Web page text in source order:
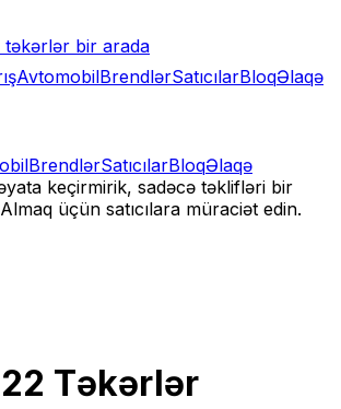
təkərlər bir arada
AvtomobilBrendlərSatıcılarBloqƏlaqə
BrendlərSatıcılarBloqƏlaqə
keçirmirik, sadəcə təklifləri bir
üçün satıcılara müraciət edin.
Təkərlər